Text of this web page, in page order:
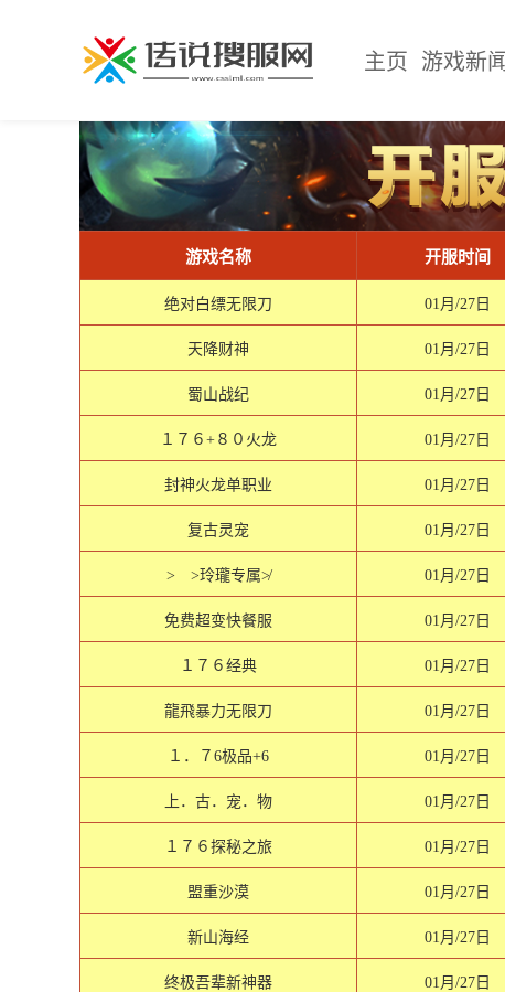
主页 游戏新闻
游戏名称 开服时间
绝对白缥无限刀 01月/27日
天降财神 01月/27日
蜀山战纪 01月/27日
１７６+８０火龙 01月/27日
封神火龙单职业 01月/27日
复古灵宠 01月/27日
> >玲瓏专属≯ 01月/27日
免费超变快餐服 01月/27日
１７６经典 01月/27日
龍飛暴力无限刀 01月/27日
１．７6极品+6 01月/27日
上．古．宠．物 01月/27日
１７６探秘之旅 01月/27日
盟重沙漠 01月/27日
新山海经 01月/27日
终极吾辈新神器 01月/27日